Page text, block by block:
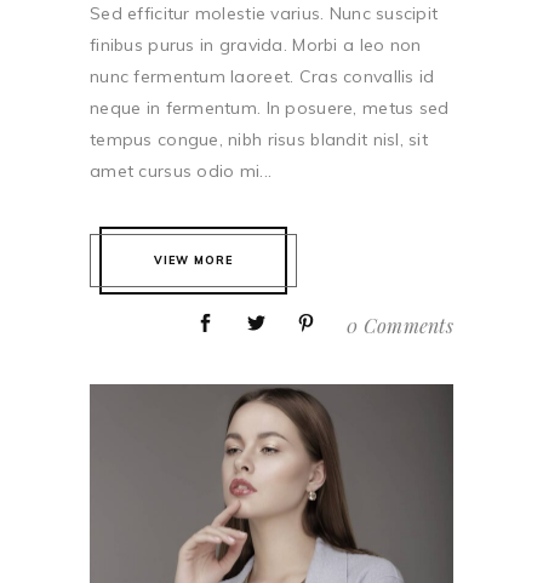
Sed efficitur molestie varius. Nunc suscipit
finibus purus in gravida. Morbi a leo non
nunc fermentum laoreet. Cras convallis id
neque in fermentum. In posuere, metus sed
tempus congue, nibh risus blandit nisl, sit
amet cursus odio mi...
VIEW MORE
0 Comments